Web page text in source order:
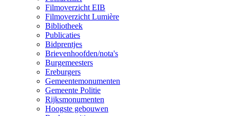
Filmoverzicht EIB
Filmoverzicht Lumière
Bibliotheek
Publicaties
Bidprentjes
Brievenhoofden/nota's
Burgemeesters
Ereburgers
Gemeentemonumenten
Gemeente Politie
Rijksmonumenten
Hoogste gebouwen